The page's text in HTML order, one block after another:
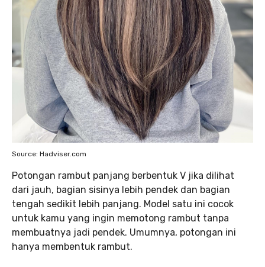
Source: Hadviser.com
Potongan rambut panjang berbentuk V jika dilihat
dari jauh, bagian sisinya lebih pendek dan bagian
tengah sedikit lebih panjang. Model satu ini cocok
untuk kamu yang ingin memotong rambut tanpa
membuatnya jadi pendek. Umumnya, potongan ini
hanya membentuk rambut.